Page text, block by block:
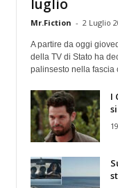
luglio
Mr.Fiction - 2 Luglio
A partire da oggi
della TV di Stato ha
palinsesto nella fascia
I